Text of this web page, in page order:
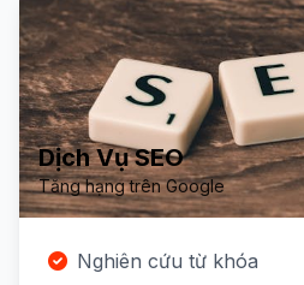
Dịch Vụ SEO
Tăng hạng trên Google
Nghiên cứu từ khóa